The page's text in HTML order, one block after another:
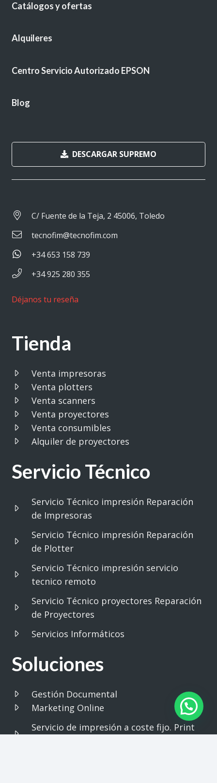
Catálogos y ofertas
Alquileres
Centro Servicio Autorizado EPSON
Blog
DESCARGAR SUPREMO
C/ Fuente de la Teja, 2 45006, Toledo
tecnofim@tecnofim.com
+34 653 158 739
+34 925 280 355
Déjanos tu reseña
Tienda
Venta impresoras
Venta plotters
Venta scanners
Venta proyectores
Venta consumibles
Alquiler de proyectores
Servicio Técnico
Servicio Técnico impresión Reparación
de Impresoras
Servicio Técnico impresión Reparación
de Plotter
Servicio Técnico impresión servicio
tecnico remoto
Servicio Técnico proyectores Reparación
de Proyectores
Servicios Informáticos
Soluciones
Gestión Documental
Marketing Online
Servicio de impresión a coste fijo. Print